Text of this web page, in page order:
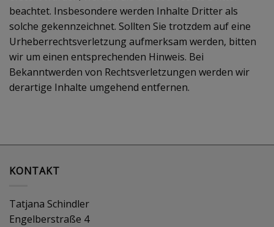
beachtet. Insbesondere werden Inhalte Dritter als
solche gekennzeichnet. Sollten Sie trotzdem auf eine
Urheberrechtsverletzung aufmerksam werden, bitten
wir um einen entsprechenden Hinweis. Bei
Bekanntwerden von Rechtsverletzungen werden wir
derartige Inhalte umgehend entfernen.
KONTAKT
Tatjana Schindler
Engelberstraße 4